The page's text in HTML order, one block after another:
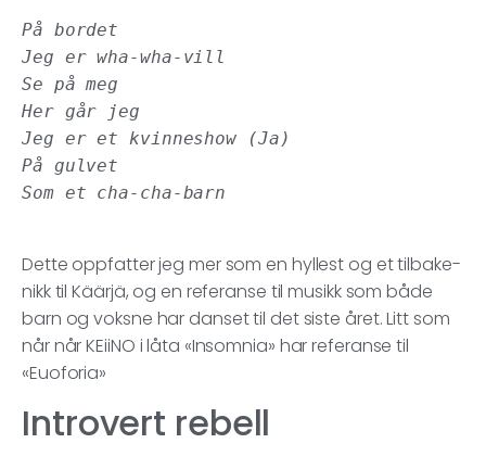
På bordet
Jeg er wha-wha-vill
Se på meg
Her går jeg
Jeg er et kvinneshow (Ja)
På gulvet
Dette oppfatter jeg mer som en hyllest og et tilbake-
nikk til Käärjä, og en referanse til musikk som både
barn og voksne har danset til det siste året. Litt som
når når KEiiNO i låta «Insomnia» har referanse til
«Euoforia»
Introvert rebell